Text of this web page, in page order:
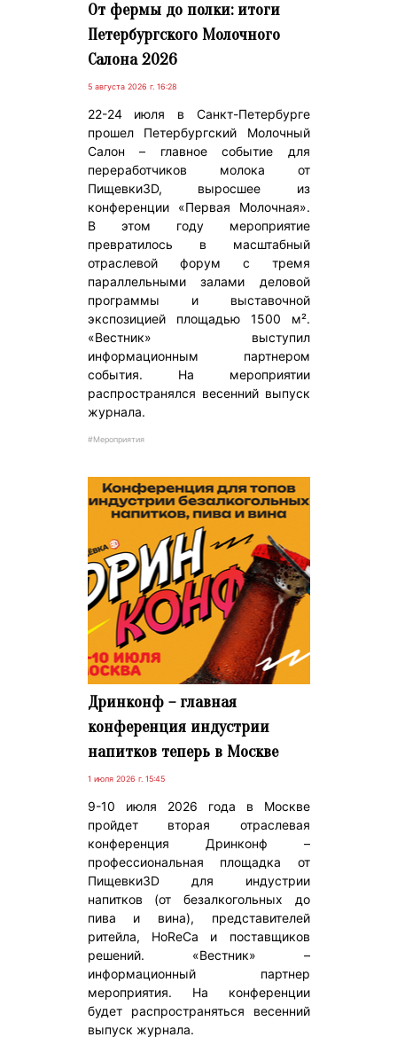
От фермы до полки: итоги
Петербургского Молочного
Салона 2026
5 августа 2026 г. 16:28
22-24 июля в Санкт-Петербурге
прошел Петербургский Молочный
Салон – главное событие для
переработчиков молока от
Пищевки3D, выросшее из
конференции «Первая Молочная».
В этом году мероприятие
превратилось в масштабный
отраслевой форум с тремя
параллельными залами деловой
программы и выставочной
экспозицией площадью 1500 м².
«Вестник» выступил
информационным партнером
события. На мероприятии
распространялся весенний выпуск
журнала.
#Мероприятия
Дринконф – главная
конференция индустрии
напитков теперь в Москве
1 июля 2026 г. 15:45
9-10 июля 2026 года в Москве
пройдет вторая отраслевая
конференция Дринконф –
профессиональная площадка от
Пищевки3D для индустрии
напитков (от безалкогольных до
пива и вина), представителей
ритейла, HoReCa и поставщиков
решений. «Вестник» –
информационный партнер
мероприятия. На конференции
будет распространяться весенний
выпуск журнала.